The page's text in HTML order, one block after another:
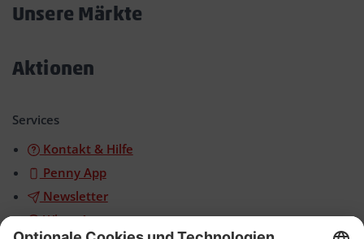
Unsere Märkte
Aktionen
Services
Kontakt & Hilfe
Penny App
Newsletter
WhatsApp